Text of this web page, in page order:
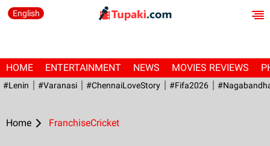
English
HOME ENTERTAINMENT NEWS MOVIES REVIEWS
#Lenin #Varanasi #ChennaiLoveStory #fifa2026
Home FranchiseCricket